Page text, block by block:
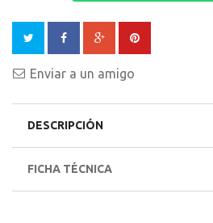
Enviar a un amigo
DESCRIPCIÓN
FICHA TÉCNICA